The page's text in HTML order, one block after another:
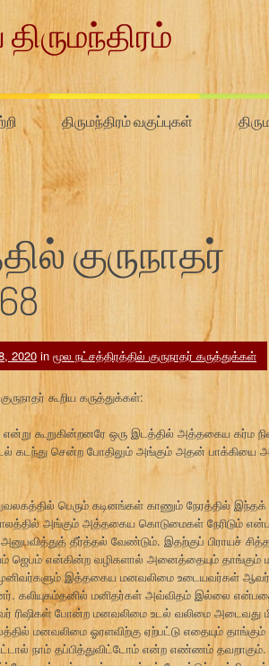
திருமந்திரம் வகுப்புகள்
குருநாதர்
2020 in மூல நட்சத்திரத்தில் குருநாதர் கருத்துக்கள்
கூறிய கருத்துக்கள்:
என்று கூறுகின்றனரே ஒரு இடத்தில் அத்தகைய கர்ம
கடந்து சென்ற போதிலும் அங்கும் அதன் பாக்கியை
பெரும் கடினங்கள் காணும் நேரத்தில்
அங்கும் அத்தகைய கொடுமைகள் நேரிடும்
தீர்த்தல் வேண்டும். இதற்குப் பிராயச்
ஜெபம் என்கின்ற வழிகளால் அனைத்தையும் தாங்கும்
முனிவர்களும் இத்தகைய மனவலிமை உடையவர்கள்
கலியுகம்தனில் மனிதர்கள் அவ்விதம் இல்லை
ரிஷிகள் போன்ற மனவலிமை உடல் வலிமை அடைவது
மனவலிமை ஓரளவிற்கு ஏற்பட்டு எதையும்
நாம் தப்பித்துவிட்டோம் என்ற எண்ணம் தவறாகும்.